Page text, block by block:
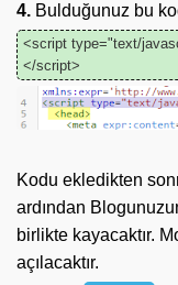
4. Bulduğunuz bu
<script type="text/
</script>
Kodu ekledikten
ardından
birlikte kayacaktır.
açılacaktır.